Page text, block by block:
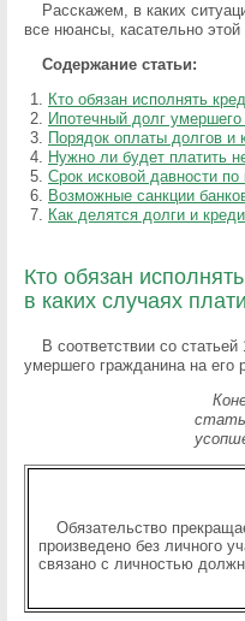
Расскажем, в каких
все нюансы, касательно
Содержание статьи:
Кто обязан исполнять
Ипотечный долг
Порядок оплаты долгов и
Нужно ли будет платить
Срок исковой давности
Возможные санкции
Как делятся долги и
Кто обязан
в каких случаях
В соответствии со
умершего гражданина на его
Обязательство
произведено без личного
связано с личностью